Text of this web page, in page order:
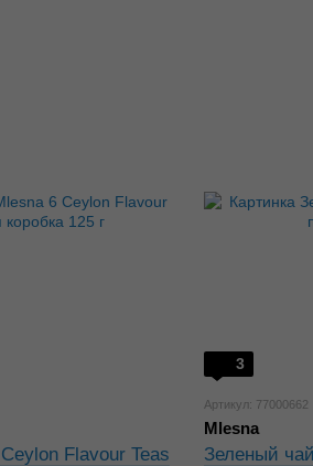
Flavour Teas
3
Артикул: 77000662
Mlesna
Зеленый